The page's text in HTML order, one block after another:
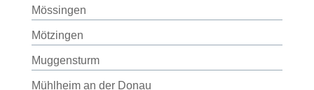
Mössingen
Mötzingen
Muggensturm
Mühlheim an der Donau